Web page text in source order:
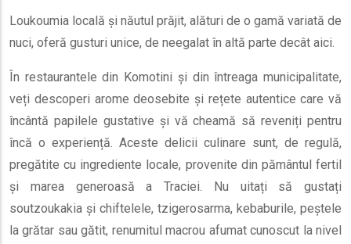
Loukoumia locală și năutul prăjit, alături de o gamă variată de
nuci, oferă gusturi unice, de neegalat în altă parte decât aici.
În restaurantele din Komotini și din întreaga municipalitate,
veți descoperi arome deosebite și rețete autentice care vă
încântă papilele gustative și vă cheamă să reveniți pentru
încă o experiență. Aceste delicii culinare sunt, de regulă,
pregătite cu ingrediente locale, provenite din pământul fertil
și marea generoasă a Traciei. Nu uitați să gustați
soutzoukakia și chiftelele, tzigerosarma, kebaburile, peștele
la grătar sau gătit, renumitul macrou afumat cunoscut la nivel